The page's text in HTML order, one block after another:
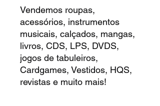
Vendemos roupas,
acessórios, instrumentos
musicais, calçados, mangas,
livros, CDS, LPS, DVDS,
jogos de tabuleiros,
Cardgames, Vestidos, HQS,
revistas e muito mais!